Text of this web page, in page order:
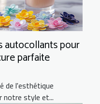
autocollants pour
parfaite
de l'esthétique
notre style et...